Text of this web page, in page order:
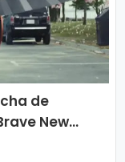
de
New